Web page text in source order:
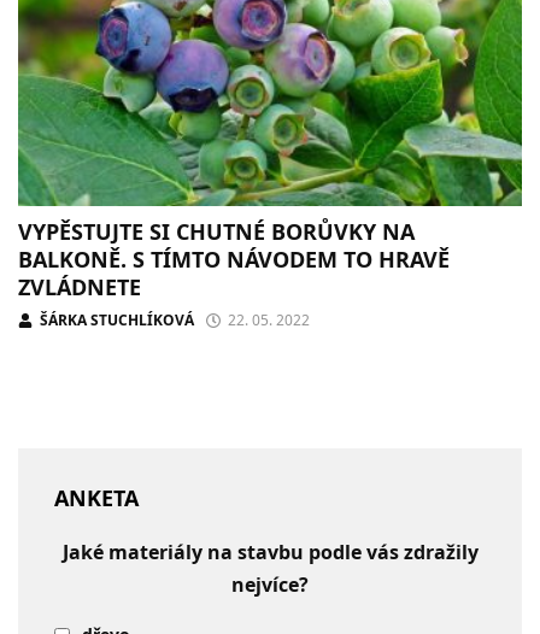
VYPĚSTUJTE SI CHUTNÉ BORŮVKY NA
BALKONĚ. S TÍMTO NÁVODEM TO HRAVĚ
ZVLÁDNETE
ŠÁRKA STUCHLÍKOVÁ 22. 05. 2022
ANKETA
Jaké materiály na stavbu podle vás zdražily
nejvíce?